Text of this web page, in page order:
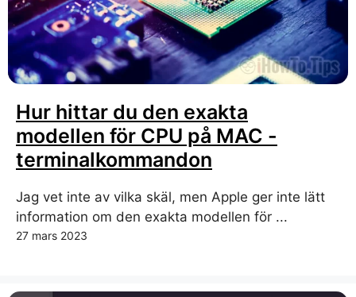
Hur hittar du den exakta
modellen för CPU på MAC -
terminalkommandon
Jag vet inte av vilka skäl, men Apple ger inte lätt
information om den exakta modellen för ...
27 mars 2023